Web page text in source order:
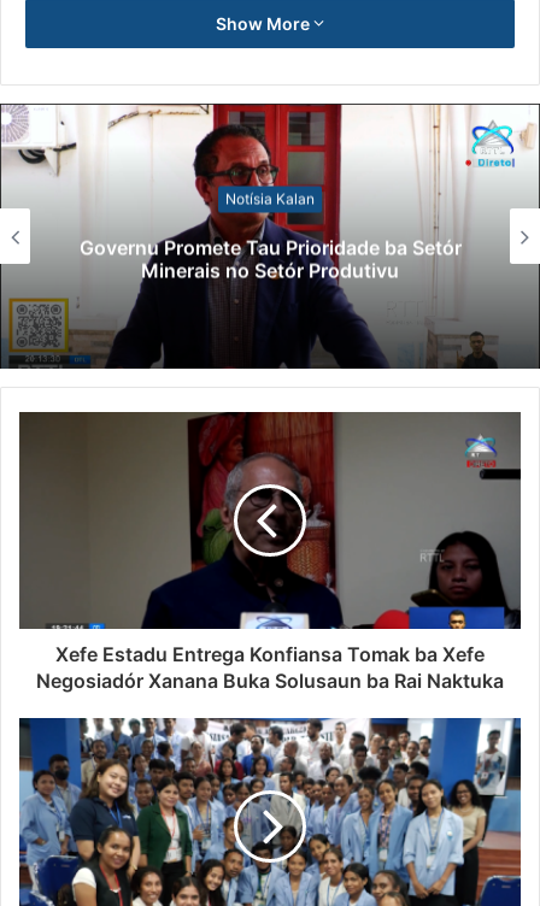
Show More
Notísia Kalan
Governu Promete Tau Prioridade ba Setór
Minerais no Setór Produtivu
Xefe Estadu Entrega Konfiansa Tomak ba Xefe
Negosiadór Xanana Buka Solusaun ba Rai Naktuka